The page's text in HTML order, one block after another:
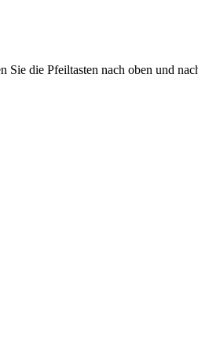
die Pfeiltasten nach oben und